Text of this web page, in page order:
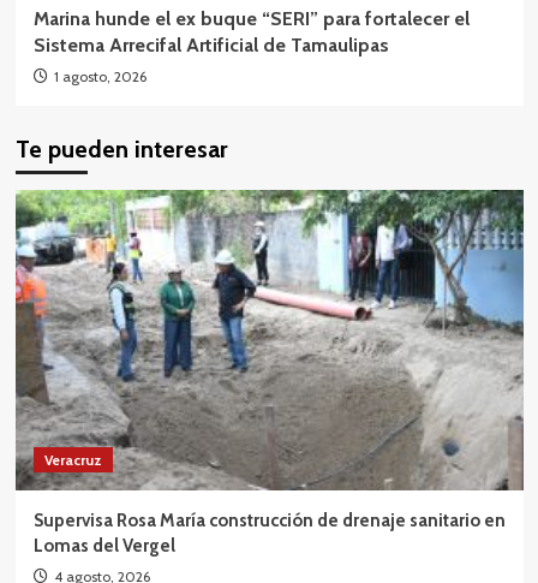
Marina hunde el ex buque “SERI” para fortalecer el
Sistema Arrecifal Artificial de Tamaulipas
1 agosto, 2026
Te pueden interesar
Veracruz
Supervisa Rosa María construcción de drenaje sanitario en
Lomas del Vergel
4 agosto, 2026